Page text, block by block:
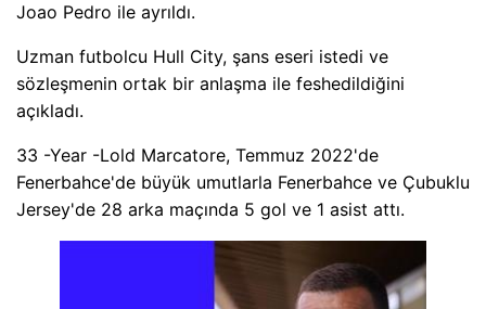
Joao Pedro ile ayrıldı.
Uzman futbolcu Hull City, şans eseri istedi ve
sözleşmenin ortak bir anlaşma ile feshedildiğini
açıkladı.
33 -Year -Lold Marcatore, Temmuz 2022'de
Fenerbahce'de büyük umutlarla Fenerbahce ve Çubuklu
Jersey'de 28 arka maçında 5 gol ve 1 asist attı.